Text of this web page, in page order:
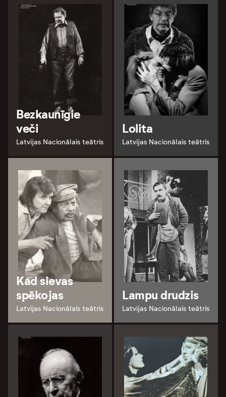
Bezkaunīgie
veči
Latvijas Nacionālais teātris
Lolita
Latvijas Nacionālais teātris
Kad sievas
spēkojas
Latvijas Nacionālais teātris
Lampu drudzis
Latvijas Nacionālais teātris